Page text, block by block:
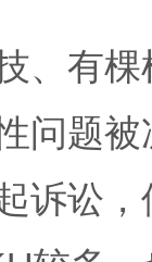
、有
问题
诉讼